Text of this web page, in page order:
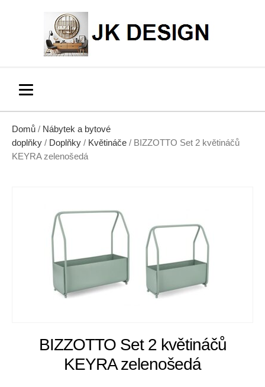
Domů / Nábytek a bytové
doplňky / Doplňky / Květináče / BIZZOTTO Set 2 květináčů
KEYRA zelenošedá
BIZZOTTO Set 2 květináčů
KEYRA zelenošedá